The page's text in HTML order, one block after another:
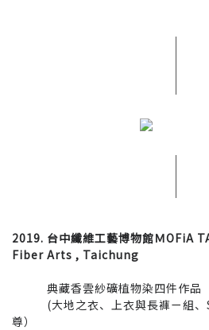
2019. 台中纖維工藝博物館ＭOFiA
Fiber Arts , Taichung
典藏香雲紗礦植物染四件作品
(大地之衣、上衣與長褲ㄧ組、
尊）